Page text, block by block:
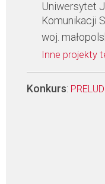
Uniwersytet
Komunikacji
woj.
Inne projekty
Konkurs: